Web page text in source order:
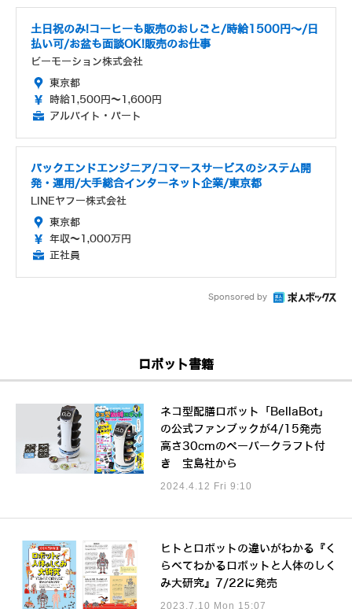
土日祝のみ!コーヒーも販売のおしごと/時給1500円～/日
払い可/お盆も面談OK!販売のお仕事
ビーモーション株式会社
東京都
時給1,500円～1,600円
アルバイト・パート
バックエンドエンジニア/コマースサービスのシステム開
発・運用/大手総合インターネット企業/東京都
LINEヤフー株式会社
東京都
年収～1,000万円
正社員
Sponsored by
ロボット書籍
ネコ型配膳ロボット「BellaBot」
の公式ファンブックが4/15発売
高さ30cmのペーパークラフト付
き 宝島社から
2024.4.12 Fri 9:10
ヒトとロボットの違いがわかる『く
らべてわかるロボットと人体のしく
み大研究』7/22に発売
2023.7.10 Mon 15:07